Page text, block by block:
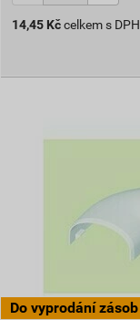
14,45 Kč celkem s DPH